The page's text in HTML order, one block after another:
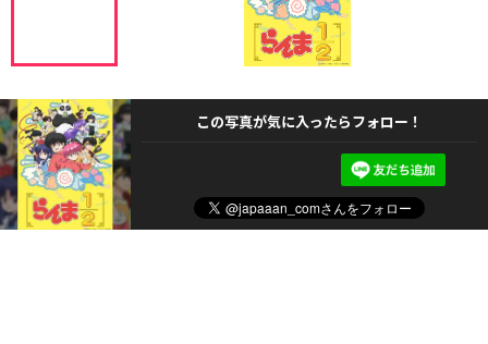
この写真が気に入ったらフォロー！